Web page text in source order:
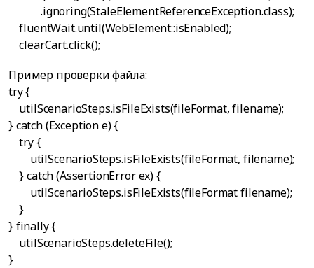
.ignoring(StaleElementReferenceException.class);
fluentWait.until(WebElement::isEnabled);
clearCart.click();
Пример проверки файла:
try {
utilScenarioSteps.isFileExists(fileFormat, filename);
} catch (Exception e) {
try {
utilScenarioSteps.isFileExists(fileFormat, filename);
} catch (AssertionError ex) {
utilScenarioSteps.isFileExists(fileFormat filename);
}
} finally {
utilScenarioSteps.deleteFile();
}